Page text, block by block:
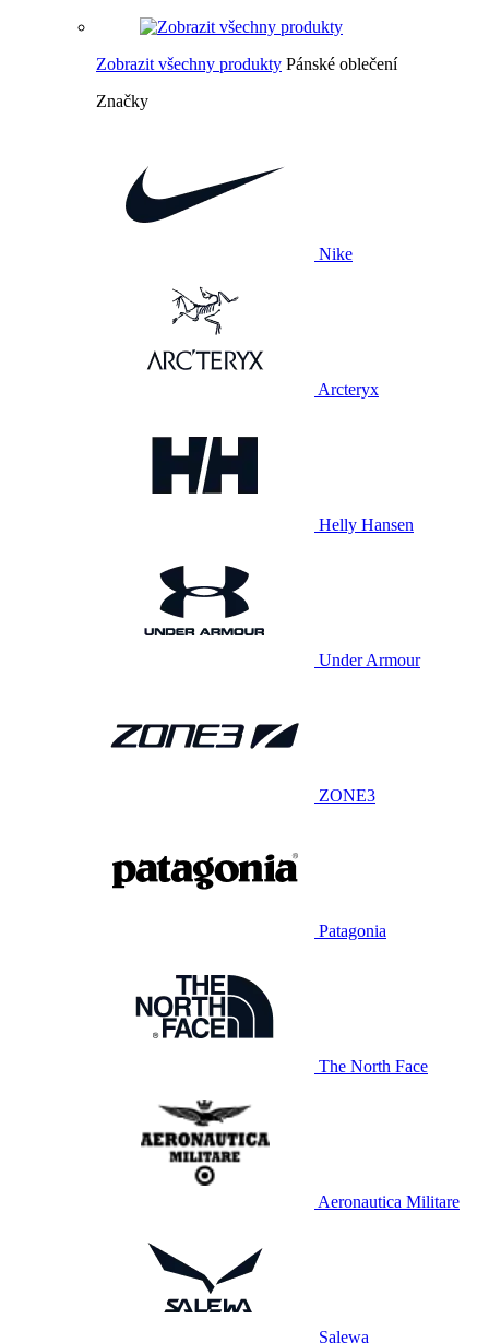
Zobrazit všechny produkty Pánské oblečení
Značky
Nike
Arcteryx
Helly Hansen
Under Armour
ZONE3
Patagonia
The North Face
Aeronautica Militare
Salewa